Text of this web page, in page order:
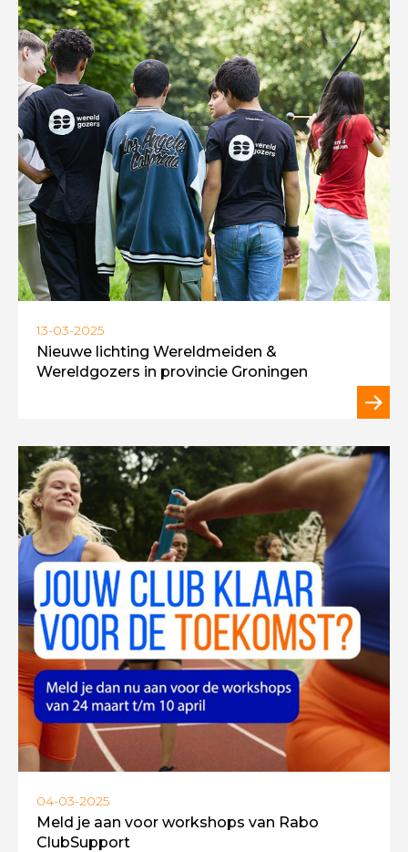
13-03-2025
Nieuwe lichting Wereldmeiden &
Wereldgozers in provincie Groningen
04-03-2025
Meld je aan voor workshops van Rabo
ClubSupport